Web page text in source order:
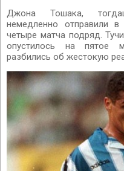
Джона Тошака,
немедленно отправили
четыре матча подряд.
опустилось на пятое
разбились об жестокую